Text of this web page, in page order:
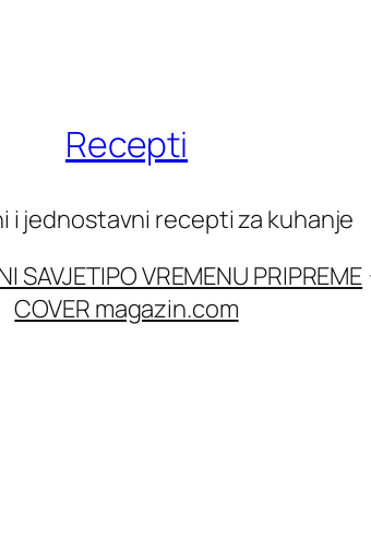
Recepti
i jednostavni recepti za kuhanje
SAVJETIPO VREMENU PRIPREME
COVER magazin.com